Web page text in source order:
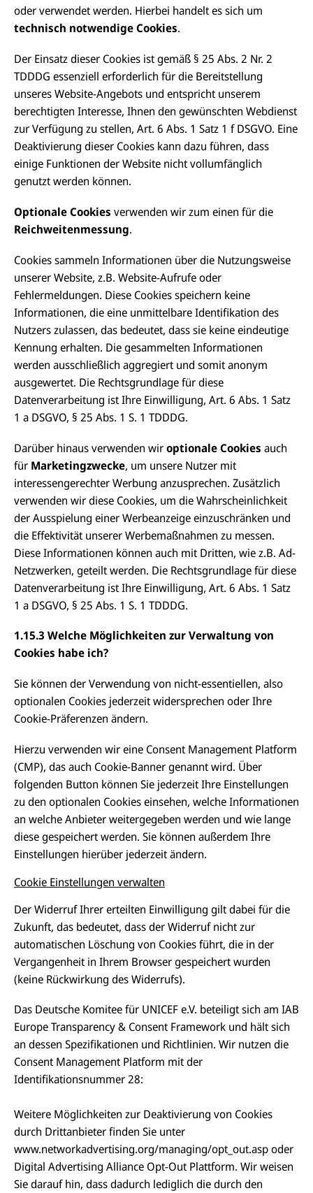
oder verwendet werden. Hierbei handelt es sich um
technisch notwendige Cookies.
Der Einsatz dieser Cookies ist gemäß § 25 Abs. 2 Nr. 2
TDDDG essenziell erforderlich für die Bereitstellung
unseres Website-Angebots und entspricht unserem
berechtigten Interesse, Ihnen den gewünschten Webdienst
zur Verfügung zu stellen, Art. 6 Abs. 1 Satz 1 f DSGVO. Eine
Deaktivierung dieser Cookies kann dazu führen, dass
einige Funktionen der Website nicht vollumfänglich
genutzt werden können.
Optionale Cookies verwenden wir zum einen für die
Reichweitenmessung.
Cookies sammeln Informationen über die Nutzungsweise
unserer Website, z.B. Website-Aufrufe oder
Fehlermeldungen. Diese Cookies speichern keine
Informationen, die eine unmittelbare Identifikation des
Nutzers zulassen, das bedeutet, dass sie keine eindeutige
Kennung erhalten. Die gesammelten Informationen
werden ausschließlich aggregiert und somit anonym
ausgewertet. Die Rechtsgrundlage für diese
Datenverarbeitung ist Ihre Einwilligung, Art. 6 Abs. 1 Satz
1 a DSGVO, § 25 Abs. 1 S. 1 TDDDG.
Darüber hinaus verwenden wiroptionale Cookies auch
für Marketingzwecke, um unsere Nutzer mit
interessengerechter Werbung anzusprechen. Zusätzlich
verwenden wir diese Cookies, um die Wahrscheinlichkeit
der Ausspielung einer Werbeanzeige einzuschränken und
die Effektivität unserer Werbemaßnahmen zu messen.
Diese Informationen können auch mit Dritten, wie z.B. Ad-
Netzwerken, geteilt werden. Die Rechtsgrundlage für diese
Datenverarbeitung ist Ihre Einwilligung, Art. 6 Abs. 1 Satz
1 a DSGVO, § 25 Abs. 1 S. 1 TDDDG.
1.15.3 Welche Möglichkeiten zur Verwaltung von
Cookies habe ich?
Sie können der Verwendung von nicht-essentiellen, also
optionalen Cookies jederzeit widersprechen oder Ihre
Cookie-Präferenzen ändern.
Hierzu verwenden wir eine Consent Management Platform
(CMP), das auch Cookie-Banner genannt wird. Über
folgenden Button können Sie jederzeit Ihre Einstellungen
zu den optionalen Cookies einsehen, welche Informationen
an welche Anbieter weitergegeben werden und wie lange
diese gespeichert werden. Sie können außerdem Ihre
Einstellungen hierüber jederzeit ändern.
Cookie Einstellungen verwalten
Der Widerruf Ihrer erteilten Einwilligung gilt dabei für die
Zukunft, das bedeutet, dass der Widerruf nicht zur
automatischen Löschung von Cookies führt, die in der
Vergangenheit in Ihrem Browser gespeichert wurden
(keine Rückwirkung des Widerrufs).
Das Deutsche Komitee für UNICEF e.V. beteiligt sich am IAB
Europe Transparency& Consent Framework und hält sich
an dessen Spezifikationen und Richtlinien. Wir nutzen die
Consent Management Platform mit der
Identifikationsnummer 28:
Weitere Möglichkeiten zur Deaktivierung von Cookies
durch Drittanbieter finden Sie unter
www.networkadvertising.org/managing/opt_out.asp oder
Digital Advertising Alliance Opt-Out Plattform. Wir weisen
Sie darauf hin, dass dadurch lediglich die durch den